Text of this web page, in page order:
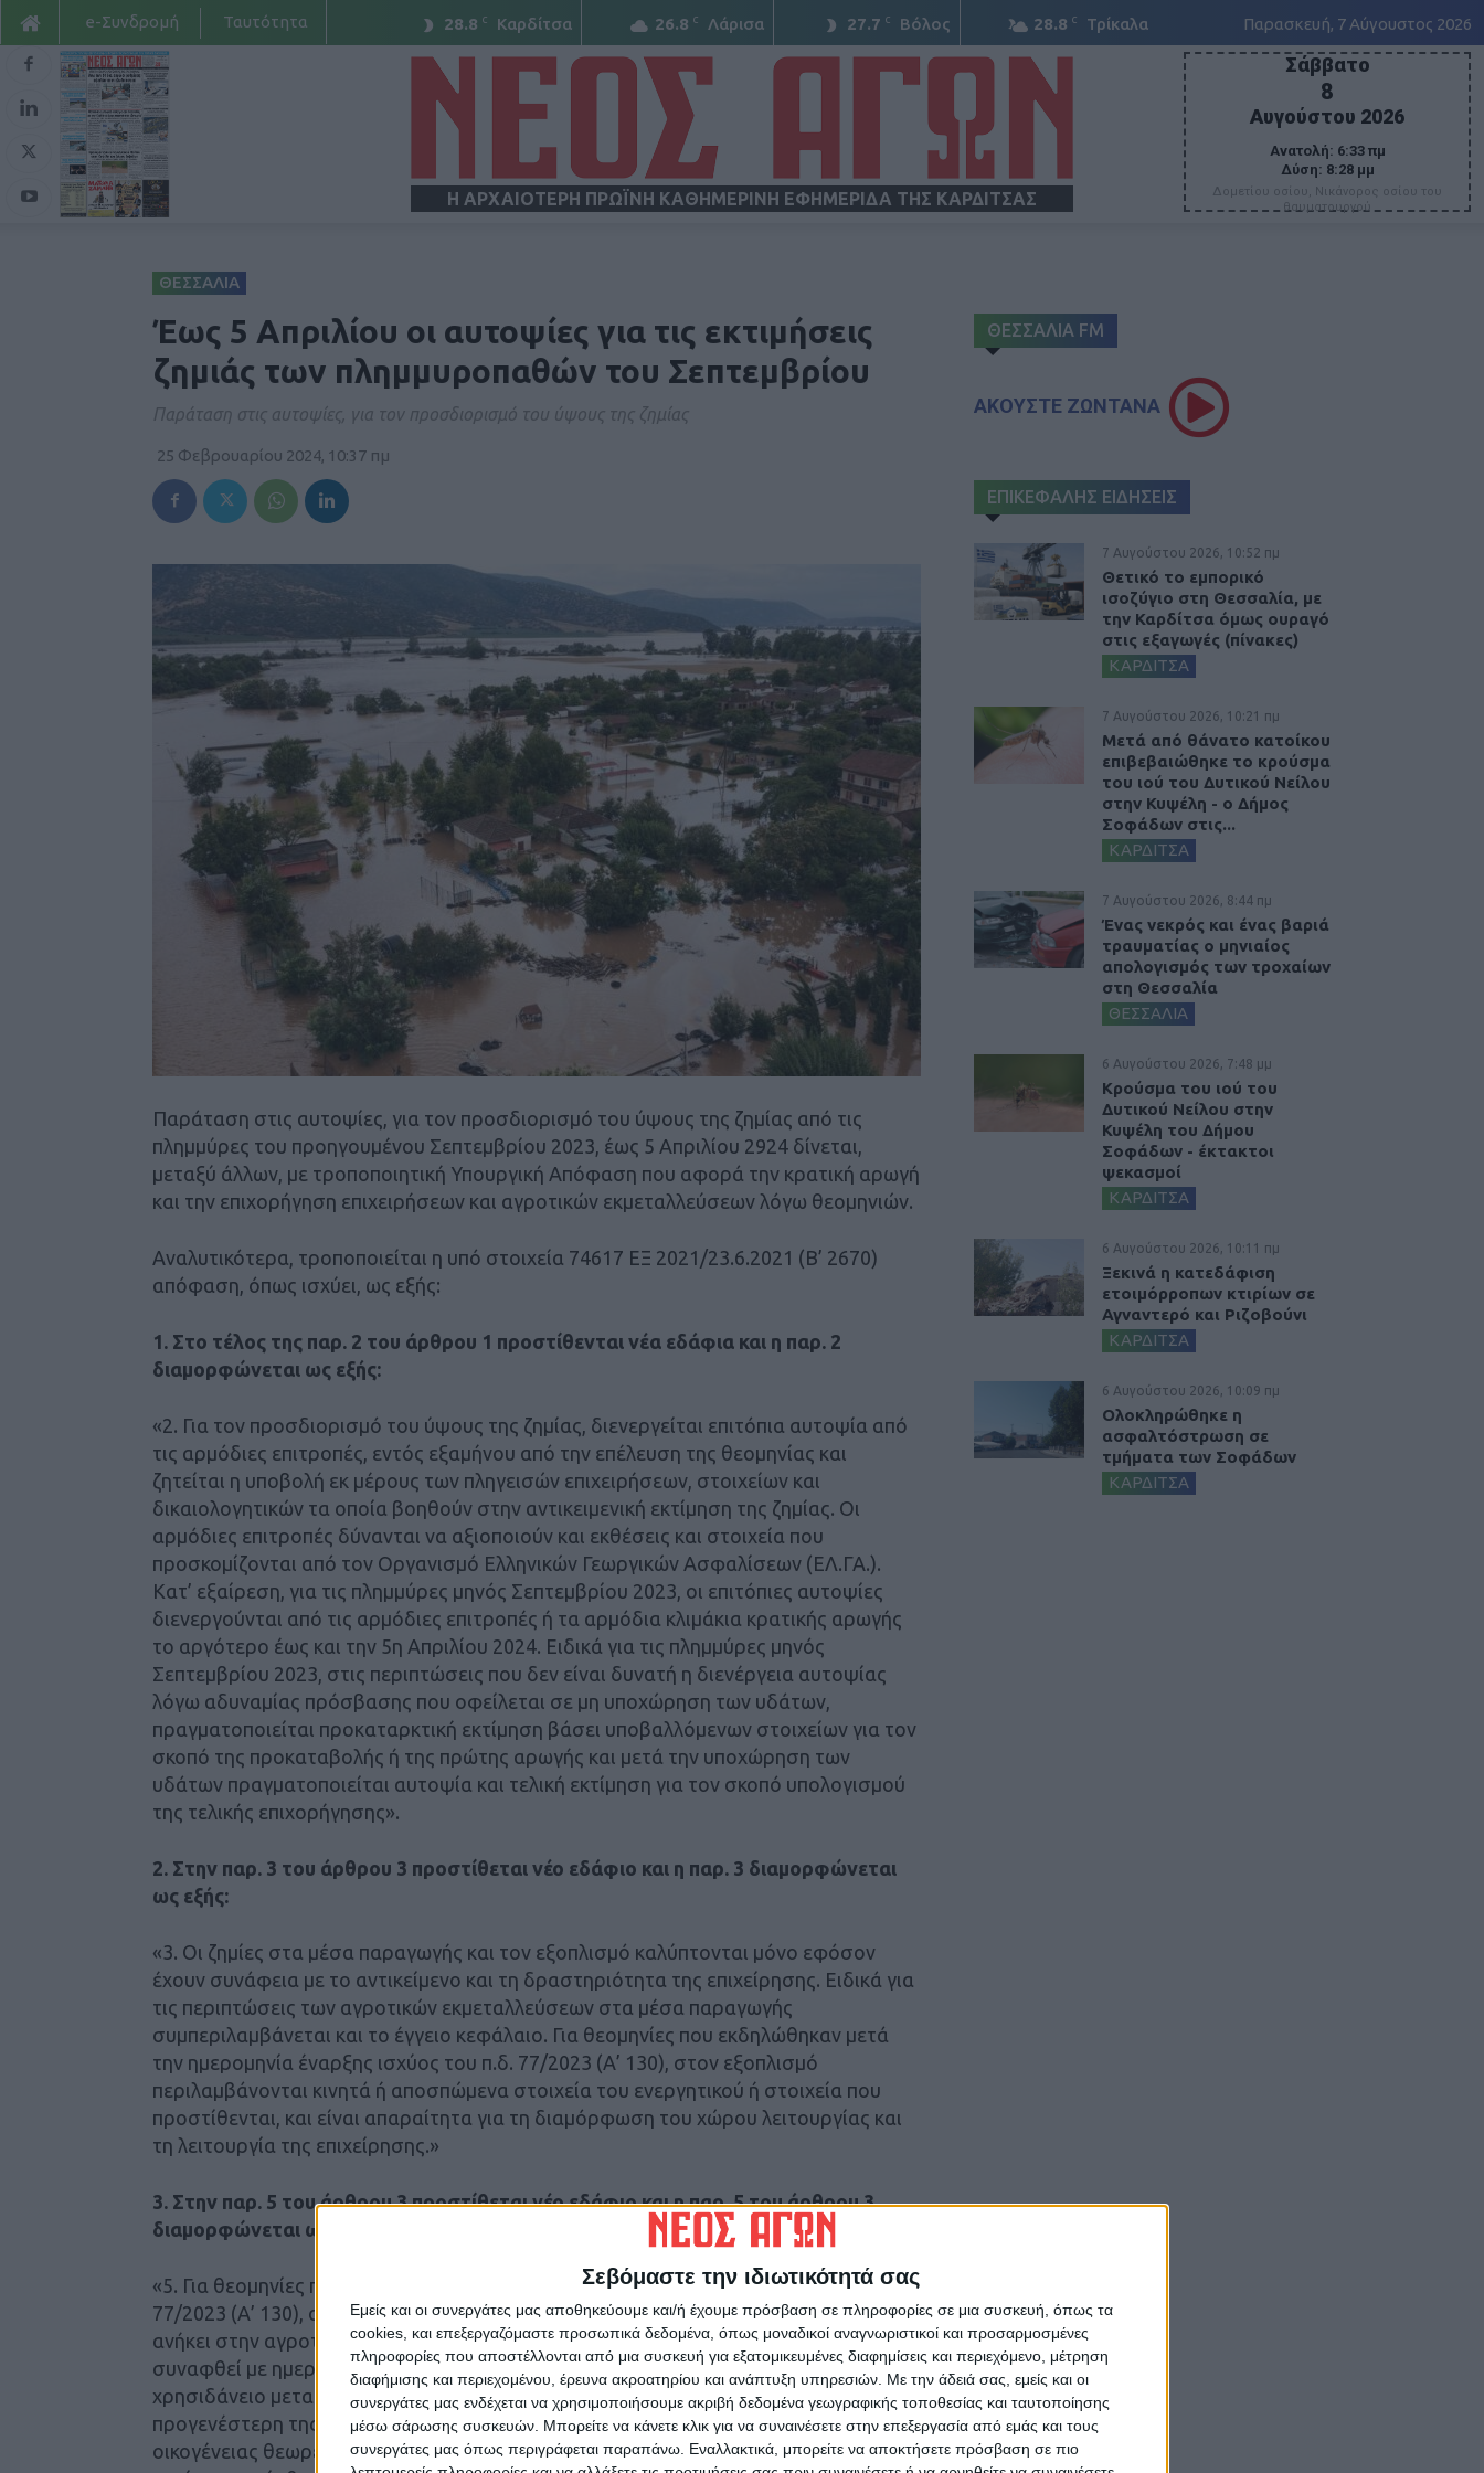
Σεβόμαστε την ιδιωτικότητά σας
Εμείς και οι συνεργάτες μας αποθηκεύουμε και/ή έχουμε πρόσβαση σε πληροφορίες σε μια συσκευή, όπως τα
cookies, και επεξεργαζόμαστε προσωπικά δεδομένα, όπως μοναδικοί αναγνωριστικοί και προσαρμοσμένες
πληροφορίες που αποστέλλονται από μια συσκευή για εξατομικευμένες διαφημίσεις και περιεχόμενο, μέτρηση
διαφήμισης και περιεχομένου, έρευνα ακροατηρίου και ανάπτυξη υπηρεσιών. Με την άδειά σας, εμείς και οι
συνεργάτες μας ενδέχεται να χρησιμοποιήσουμε ακριβή δεδομένα γεωγραφικής τοποθεσίας και ταυτοποίησης
μέσω σάρωσης συσκευών. Μπορείτε να κάνετε κλικ για να συναινέσετε στην επεξεργασία από εμάς και τους
συνεργάτες μας όπως περιγράφεται παραπάνω. Εναλλακτικά, μπορείτε να αποκτήσετε πρόσβαση σε πιο
28.8 C Καρδίτσα 26.8 C Λάρισα 27.7 C Βόλος 28.8 C Τρίκαλα Παρασκευή, 7 Αύγουστος 2026
e-Συνδρομή Ταυτότητα
Η ΑΡΧΑΙΟΤΕΡΗ ΠΡΩΪΝΗ ΚΑΘΗΜΕΡΙΝΗ ΕΦΗΜΕΡΙΔΑ ΤΗΣ ΚΑΡΔΙΤΣΑΣ
Σάββατο
8
Αυγούστου 2026
Ανατολή: 6:33 πμ
Δύση: 8:28 μμ
Δομετίου οσίου, Νικάνορος οσίου του
θαυματουργού
ΘΕΣΣΑΛΙΑ
Έως 5 Απριλίου οι αυτοψίες για τις εκτιμήσεις
ζημιάς των πλημμυροπαθών του Σεπτεμβρίου
Παράταση στις αυτοψίες, για τον προσδιορισμό του ύψους της ζημίας
25 Φεβρουαρίου 2024, 10:37 πμ
Παράταση στις αυτοψίες, για τον προσδιορισμό του ύψους της ζημίας από τις
πλημμύρες του προηγουμένου Σεπτεμβρίου 2023, έως 5 Απριλίου 2924 δίνεται,
μεταξύ άλλων, με τροποποιητική Υπουργική Απόφαση που αφορά την κρατική αρωγή
και την επιχορήγηση επιχειρήσεων και αγροτικών εκμεταλλεύσεων λόγω θεομηνιών.
Αναλυτικότερα, τροποποιείται η υπό στοιχεία 74617 ΕΞ 2021/23.6.2021 (Β’ 2670)
απόφαση, όπως ισχύει, ως εξής:
1. Στο τέλος της παρ. 2 του άρθρου 1 προστίθενται νέα εδάφια και η παρ. 2
διαμορφώνεται ως εξής:
«2. Για τον προσδιορισμό του ύψους της ζημίας, διενεργείται επιτόπια αυτοψία από
τις αρμόδιες επιτροπές, εντός εξαμήνου από την επέλευση της θεομηνίας και
ζητείται η υποβολή εκ μέρους των πληγεισών επιχειρήσεων, στοιχείων και
δικαιολογητικών τα οποία βοηθούν στην αντικειμενική εκτίμηση της ζημίας. Οι
αρμόδιες επιτροπές δύνανται να αξιοποιούν και εκθέσεις και στοιχεία που
προσκομίζονται από τον Οργανισμό Ελληνικών Γεωργικών Ασφαλίσεων (ΕΛ.ΓΑ.).
Κατ’ εξαίρεση, για τις πλημμύρες μηνός Σεπτεμβρίου 2023, οι επιτόπιες αυτοψίες
διενεργούνται από τις αρμόδιες επιτροπές ή τα αρμόδια κλιμάκια κρατικής αρωγής
το αργότερο έως και την 5η Απριλίου 2024. Ειδικά για τις πλημμύρες μηνός
Σεπτεμβρίου 2023, στις περιπτώσεις που δεν είναι δυνατή η διενέργεια αυτοψίας
λόγω αδυναμίας πρόσβασης που οφείλεται σε μη υποχώρηση των υδάτων,
πραγματοποιείται προκαταρκτική εκτίμηση βάσει υποβαλλόμενων στοιχείων για τον
σκοπό της προκαταβολής ή της πρώτης αρωγής και μετά την υποχώρηση των
υδάτων πραγματοποιείται αυτοψία και τελική εκτίμηση για τον σκοπό υπολογισμού
της τελικής επιχορήγησης».
2. Στην παρ. 3 του άρθρου 3 προστίθεται νέο εδάφιο και η παρ. 3 διαμορφώνεται
ως εξής:
«3. Οι ζημίες στα μέσα παραγωγής και τον εξοπλισμό καλύπτονται μόνο εφόσον
έχουν συνάφεια με το αντικείμενο και τη δραστηριότητα της επιχείρησης. Ειδικά για
τις περιπτώσεις των αγροτικών εκμεταλλεύσεων στα μέσα παραγωγής
συμπεριλαμβάνεται και το έγγειο κεφάλαιο. Για θεομηνίες που εκδηλώθηκαν μετά
την ημερομηνία έναρξης ισχύος του π.δ. 77/2023 (Α’ 130), στον εξοπλισμό
περιλαμβάνονται κινητά ή αποσπώμενα στοιχεία του ενεργητικού ή στοιχεία που
προστίθενται, και είναι απαραίτητα για τη διαμόρφωση του χώρου λειτουργίας και
τη λειτουργία της επιχείρησης.»
3. Στην παρ. 5 του άρθρου 3 προστίθεται νέο εδάφιο και η παρ. 5 του άρθρου 3
διαμορφώνεται ως εξής:
«5. Για θεομηνίες που εκδηλώθηκαν μετά την ημερομηνία έναρξης ισχύος του π.δ.
77/2023 (Α’ 130), οι ζημιές σε έγγειο κεφάλαιο καλύπτονται εφόσον το αγροτεμάχιο
ανήκει στην αγροτική εκμετάλλευση ως ιδιόκτητο ή υφίσταται μίσθωση που έχει
συναφθεί με ημερομηνία προγενέστερη της επελεύσεως της θεομηνίας ή υφίσταται
χρησιδάνειο μεταξύ συζύγων και γονέων τέκνων που έχει συναφθεί με ημερομηνία
προγενέστερη της επελεύσεως της θεομηνίας. Η ιδιοκτησία στο πλαίσιο της
οικογένειας θεωρείται ότι υφίσταται στο πρόσωπο και των δύο συζύγων. Στην
ΘΕΣΣΑΛΙΑ FM
ΑΚΟΥΣΤΕ ΖΩΝΤΑΝΑ
ΕΠΙΚΕΦΑΛΗΣ ΕΙΔΗΣΕΙΣ
7 Αυγούστου 2026, 10:52 πμ
Θετικό το εμπορικό
ισοζύγιο στη Θεσσαλία, με
την Καρδίτσα όμως ουραγό
στις εξαγωγές (πίνακες)
ΚΑΡΔΙΤΣΑ
7 Αυγούστου 2026, 10:21 πμ
Μετά από θάνατο κατοίκου
επιβεβαιώθηκε το κρούσμα
του ιού του Δυτικού Νείλου
στην Κυψέλη - ο Δήμος
Σοφάδων στις...
ΚΑΡΔΙΤΣΑ
7 Αυγούστου 2026, 8:44 πμ
Ένας νεκρός και ένας βαριά
τραυματίας ο μηνιαίος
απολογισμός των τροχαίων
στη Θεσσαλία
ΘΕΣΣΑΛΙΑ
6 Αυγούστου 2026, 7:48 μμ
Κρούσμα του ιού του
Δυτικού Νείλου στην
Κυψέλη του Δήμου
Σοφάδων - έκτακτοι
ψεκασμοί
ΚΑΡΔΙΤΣΑ
6 Αυγούστου 2026, 10:11 πμ
Ξεκινά η κατεδάφιση
ετοιμόρροπων κτιρίων σε
Αγναντερό και Ριζοβούνι
ΚΑΡΔΙΤΣΑ
6 Αυγούστου 2026, 10:09 πμ
Ολοκληρώθηκε η
ασφαλτόστρωση σε
τμήματα των Σοφάδων
ΚΑΡΔΙΤΣΑ